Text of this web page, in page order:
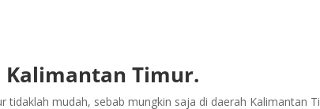
Kalimantan Timur.
mudah, sebab mungkin saja di daerah Kalimantan